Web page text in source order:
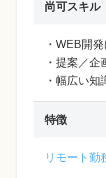
尚可スキル
・WEB開
・提案／企
・幅広い
特徴
リモート勤